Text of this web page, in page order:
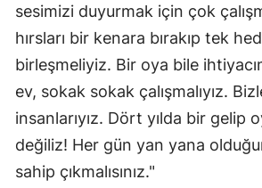
sesimizi duyurmak için çok
hırsları bir kenara bırakıp tek
birleşmeliyiz. Bir oya bile
ev, sokak sokak çalışmalıyız.
insanlarıyız. Dört yılda bir gelip
değiliz! Her gün yan yana
sahip çıkmalısınız."